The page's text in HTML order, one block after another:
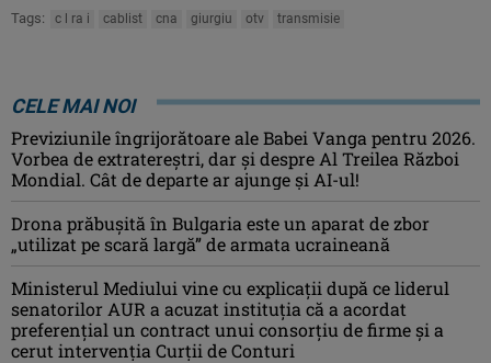
Tags: c l ra i cablist cna giurgiu otv transmisie
CELE MAI NOI
Previziunile îngrijorătoare ale Babei Vanga pentru 2026.
Vorbea de extratereștri, dar și despre Al Treilea Război
Mondial. Cât de departe ar ajunge și AI-ul!
Drona prăbuşită în Bulgaria este un aparat de zbor
„utilizat pe scară largă” de armata ucraineană
Ministerul Mediului vine cu explicații după ce liderul
senatorilor AUR a acuzat instituția că a acordat
preferențial un contract unui consorțiu de firme și a
cerut intervenția Curții de Conturi